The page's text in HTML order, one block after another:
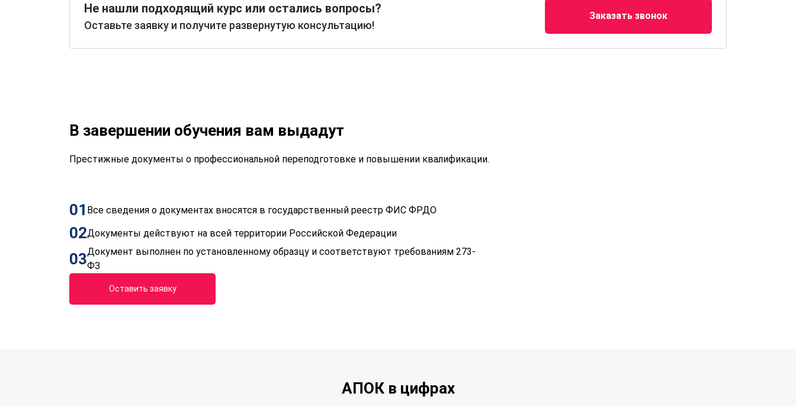
Не нашли подходящий курс или остались вопросы?
Оставьте заявку и получите развернутую консультацию!
Заказать звонок
В завершении обучения вам выдадут
Престижные документы о профессиональной переподготовке и повышении квалификации.
01 Все сведения о документах вносятся в государственный реестр ФИС ФРДО
02Документы действуют на всей территории Российской Федерации
03Документ выполнен по установленному образцу и соответствуют требованиям 273-
ФЗ
Оставить заявку
АПОК в цифрах